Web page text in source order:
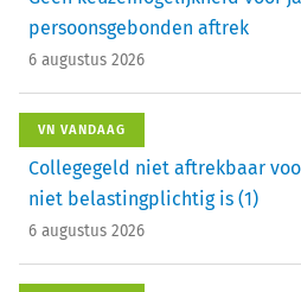
persoonsgebonden aftrek
6 augustus 2026
VN VANDAAG
Collegegeld niet aftrekbaar
niet belastingplichtig is (1)
6 augustus 2026